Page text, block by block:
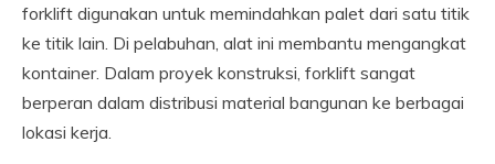
forklift digunakan untuk memindahkan palet dari satu titik
ke titik lain. Di pelabuhan, alat ini membantu mengangkat
kontainer. Dalam proyek konstruksi, forklift sangat
berperan dalam distribusi material bangunan ke berbagai
lokasi kerja.